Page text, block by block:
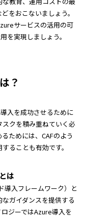
をおこないましょう。
サービスの活用の可
を実現しましょう。
？
入を成功させるために
クを積み重ねていく必
ためには、CAFのよう
ることも有効です。
は
導入フレームワーク）と
ガイダンスを提供する
ジーではAzure導入を